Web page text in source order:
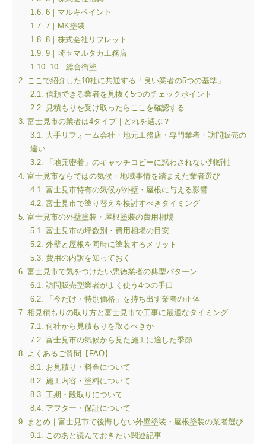
1.6. 6｜マルキペイント
1.7. 7｜MK塗装
1.8. 8｜株式会社リフレット
1.9. 9｜埼玉マルタカ工務店
1.10. 10｜総合衛塗
2. ここで紹介した10社に共通する「良い業者の5つの基準」
2.1. 信頼できる業者を見抜く5つのチェックポイント
2.2. 見積もりを受け取ったらここを確認する
3. 富士見市の業者は4タイプ｜どれを選ぶ？
3.1. 大手リフォーム会社・地元工務店・専門業者・訪問販売の
違い
3.2. 「地元密着」のキャッチコピーに惑わされない判断軸
4. 富士見市ならではの気候・地域事情を踏まえた業者選び
4.1. 富士見市特有の気候が外壁・屋根に与える影響
4.2. 富士見市で塗り替えを検討すべきタイミング
5. 富士見市の外壁塗装・屋根塗装の費用相場
5.1. 富士見市の坪数別・費用相場の目安
5.2. 外壁と屋根を同時に塗装するメリット
5.3. 費用の内訳を知っておく
6. 富士見市で気をつけたい悪徳業者の典型パターン
6.1. 訪問販売型業者がよく使う4つの手口
6.2. 「今だけ・特別価格」を持ち出す業者の正体
7. 相見積もりの取り方と富士見市で工事に最適なタイミング
7.1. 何社から見積もりを取るべきか
7.2. 富士見市の気候から見た施工に適した季節
8. よくあるご質問【FAQ】
8.1. お見積り・料金について
8.2. 施工内容・塗料について
8.3. 工期・段取りについて
8.4. アフター・保証について
9. まとめ｜富士見市で後悔しない外壁塗装・屋根塗装の業者選び
9.1. このあと読んでおきたい関連記事